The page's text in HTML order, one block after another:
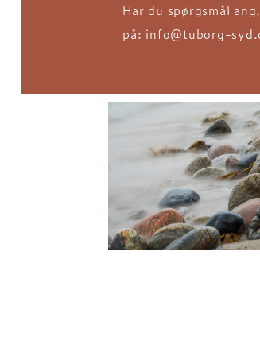
Har du spørgsmål
på: info@tuborg-